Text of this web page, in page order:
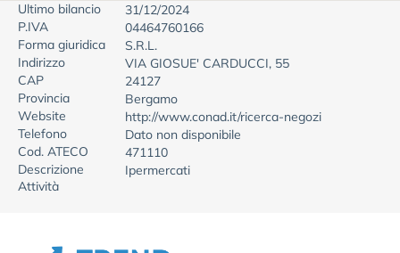
Ultimo bilancio
31/12/2024
P.IVA
04464760166
Forma giuridica
S.R.L.
Indirizzo
VIA GIOSUE' CARDUCCI, 55
CAP
24127
Provincia
Bergamo
Website
http://www.conad.it/ricerca-negozi
Telefono
Dato non disponibile
Cod. ATECO
471110
Descrizione
Attività
Ipermercati